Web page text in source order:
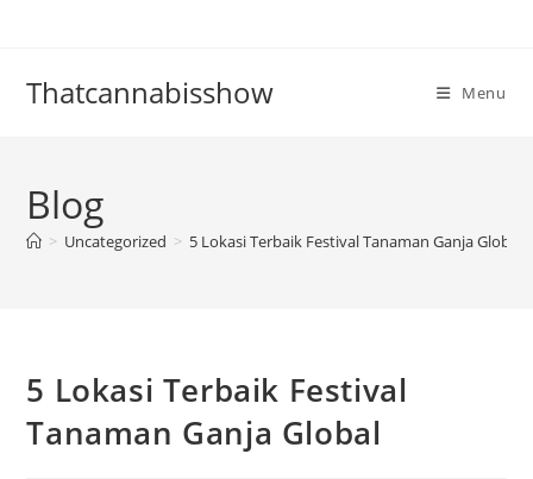
Thatcannabisshow Menu
Blog
> Uncategorized > 5 Lokasi Terbaik Festival Tanaman Ganja Global
5 Lokasi Terbaik Festival
Tanaman Ganja Global